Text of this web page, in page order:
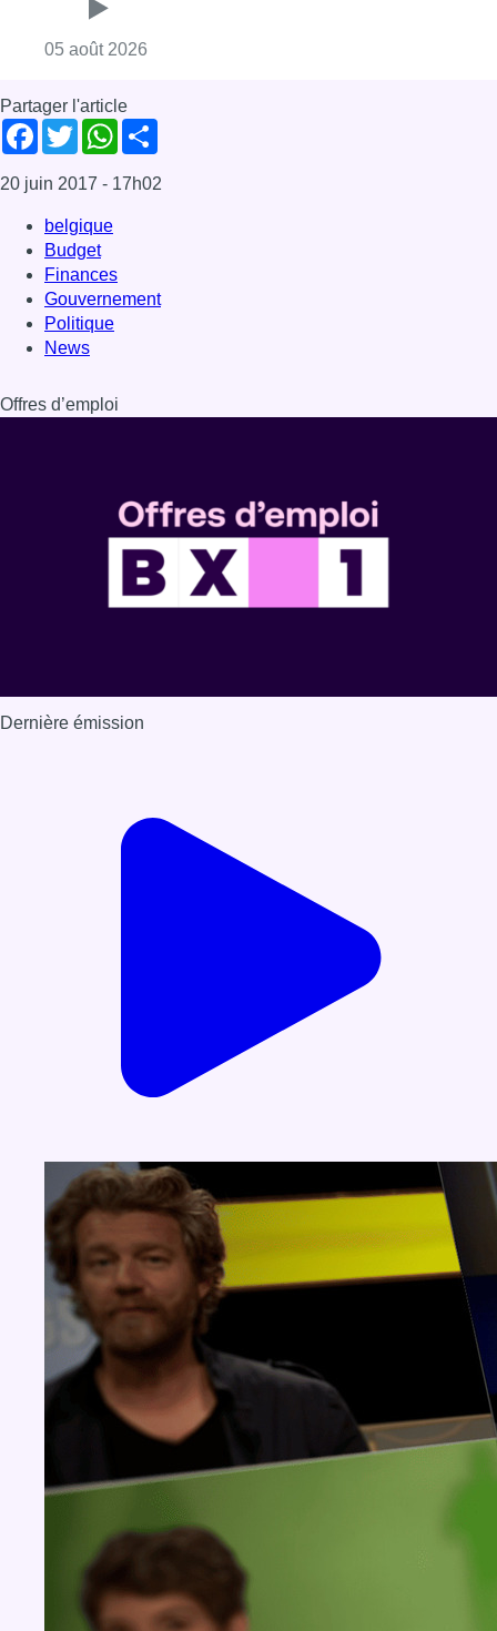
05 août 2026
Partager l'article
Facebook
TwitterWhatsApp
20 juin 2017 - 17h02
belgique
Budget
Finances
Gouvernement
Politique
News
Offres d’emploi
Dernière émission